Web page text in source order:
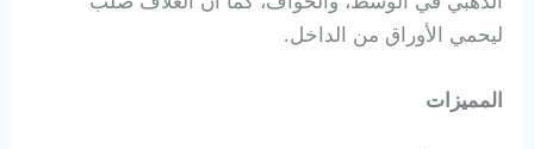
ليحمي الأوراق من الداخل.
المميزات